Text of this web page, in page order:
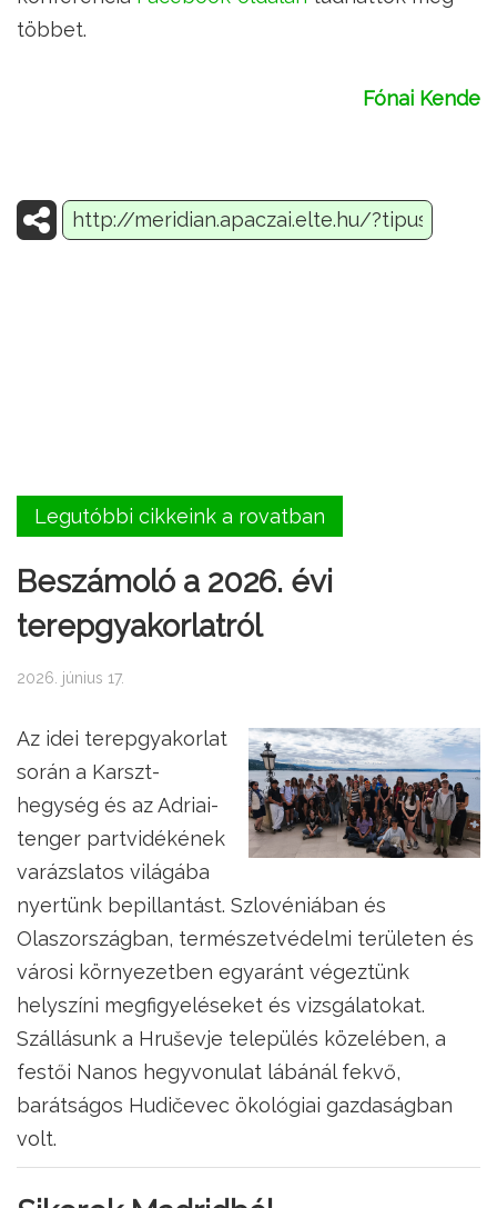
többet.
Fónai Kende
Legutóbbi cikkeink a rovatban
Beszámoló a 2026. évi
terepgyakorlatról
2026. június 17.
Az idei terepgyakorlat
során a Karszt-
hegység és az Adriai-
tenger partvidékének
varázslatos világába
nyertünk bepillantást. Szlovéniában és
Olaszországban, természetvédelmi területen és
városi környezetben egyaránt végeztünk
helyszíni megfigyeléseket és vizsgálatokat.
Szállásunk a Hruševje település közelében, a
festői Nanos hegyvonulat lábánál fekvő,
barátságos Hudičevec ökológiai gazdaságban
volt.